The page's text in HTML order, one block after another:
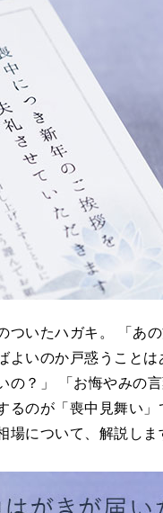
いたハガキ。 「あ
いのか戸惑うことは
の？」 「お悔やみの
のが「喪中見舞い
について、解説しま